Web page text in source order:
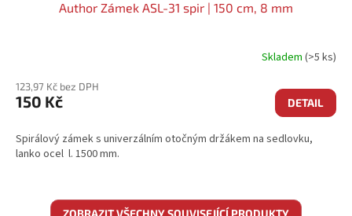
Author Zámek ASL-31 spir | 150 cm, 8 mm
Skladem (>5 ks)
123,97 Kč bez DPH
150 Kč DETAIL
Spirálový zámek s univerzálním otočným držákem na sedlovku,
lanko ocel l. 1500 mm.